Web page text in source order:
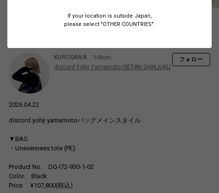
If your location is outside Japan,
please select "OTHER COUNTRIES".
KUROSAWA 158cm
discord Yohji Yamamoto ISETAN SHINJUKU
フォロー
2026.04.22
discord yohji yamamotoバッグメインスタイル
▼BAG
・Unevenness tote (PE)
Product No. DQ-I72-930-1-02
Color. Black
Price. ¥107,800(税込)